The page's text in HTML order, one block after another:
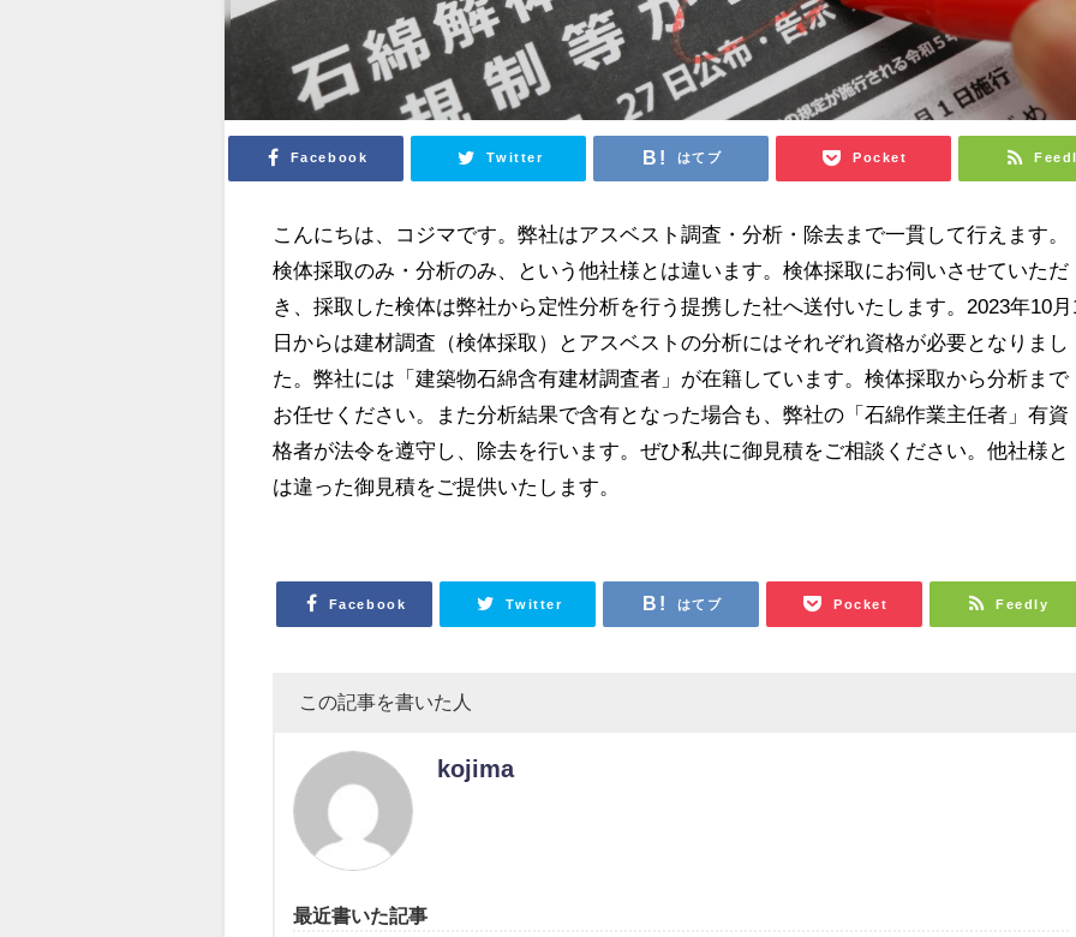
Facebook Twitter はてブ Pocket
こんにちは、コジマです。弊社はアスベスト調査・分析・除去まで一貫して行えます。
検体採取のみ・分析のみ、という他社様とは違います。検体採取にお伺いさせていただ
き、採取した検体は弊社から定性分析を行う提携した社へ送付いたします。2023年10月
日からは建材調査（検体採取）とアスベストの分析にはそれぞれ資格が必要となりまし
た。弊社には「建築物石綿含有建材調査者」が在籍しています。検体採取から分析まで
お任せください。また分析結果で含有となった場合も、弊社の「石綿作業主任者」有資
格者が法令を遵守し、除去を行います。ぜひ私共に御見積をご相談ください。他社様と
は違った御見積をご提供いたします。
Facebook Twitter はてブ Pocket Feedly
この記事を書いた人
kojima
最近書いた記事